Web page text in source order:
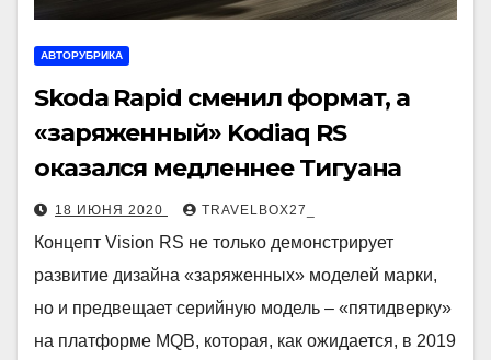
АВТОРУБРИКА
Skoda Rapid сменил формат, а
«заряженный» Kodiaq RS
оказался медленнее Тигуана
18 ИЮНЯ 2020 TRAVELBOX27_
Концепт Vision RS не только демонстрирует
развитие дизайна «заряженных» моделей марки,
но и предвещает серийную модель – «пятидверку»
на платформе MQB, которая, как ожидается, в 2019